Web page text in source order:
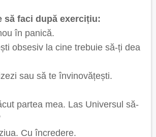
să faci după exercițiu:
în panică.
obsesiv la cine trebuie să-ți dea
sau să te învinovățești.
partea mea. Las Universul să-
Cu încredere.